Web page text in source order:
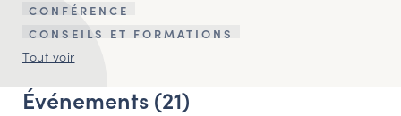
CONFÉRENCE
CONSEILS ET FORMATIONS
Tout voir
Événements (21)